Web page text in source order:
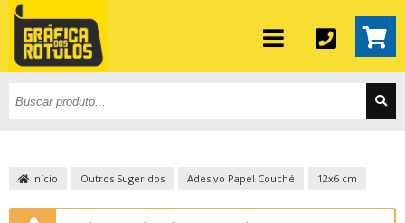
Início Outros Sugeridos Adesivo Papel Couché 12x6 cm